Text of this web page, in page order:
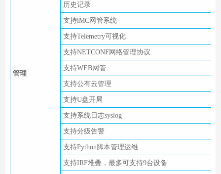
管理
历史记录
支持iMC网管系统
支持Telemetry可视化
支持NETCONF网络管理协议
支持WEB网管
支持公有云管理
支持U盘开局
支持系统日志syslog
支持分级告警
支持Python脚本管理运维
支持IRF堆叠，最多可支持9台设备